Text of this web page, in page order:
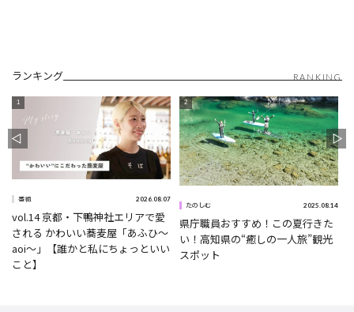
ランキング RANKING
番組 2026.08.07
vol.14 京都・下鴨神社エリアで愛
される かわいい蕎麦屋「あふひ〜
aoi〜」【誰かと私にちょっといい
こと】
たのしむ 2025.08.14
県庁職員おすすめ！この夏行きた
い！高知県の“癒しの一人旅”観光
スポット